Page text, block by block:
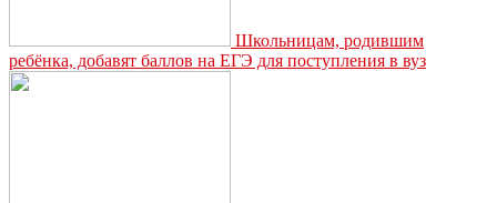
Школьницам, родившим
ребёнка, добавят баллов на ЕГЭ для поступления в вуз